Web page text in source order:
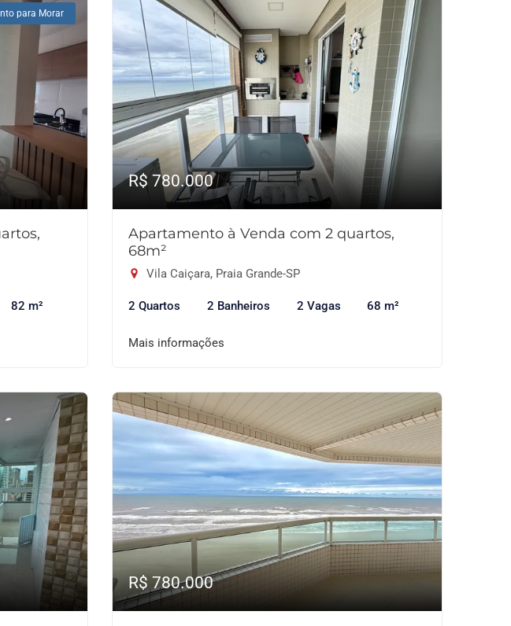
para Morar
82 m²
R$ 780.000
Apartamento à Venda com 2 quartos,
68m²
Vila Caiçara, Praia Grande-SP
2 Quartos 2 Banheiros 2 Vagas 68 m²
Mais informações
R$ 780.000